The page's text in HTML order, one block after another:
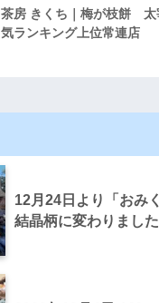
茶房 きくち｜梅が枝餅 太
気ランキング上位常連店
12月24日より「おみ
結晶柄に変わりました